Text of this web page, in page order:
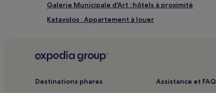
Galerie Municipale d'Art : hôtels à proximité
Katavolos : Appartement à louer
Corfou : Complexes hôteliers
Corfou : hôtels Hôtels tout compris
Destinations phares Assistance et FAQ